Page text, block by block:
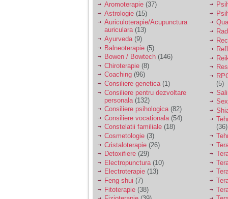
Sunt casatorita, am
31 de ani si un copil in
varsta de 2 ani care
mi-e lumina ochilor.
De ceva timp simt ca
mi s-a adunat
oboseala, o oboseala
cronica de care nu pot
scapa si simt ca din
cauza ei nu pot
controla nervii si
cateodata are copilul
de suferit.
Am o bariera peste
care nu pot trece:
prietena mea a ramas
insarcinata cu o fata.
Am fost de comun
acord sa facem un
copil, cu gandul ca e
baiat.
Aromoterapie (37)
Astrologie (15)
Auriculoterapie/Acupunctura
auriculara(13)
Ayurveda(9)
Balneoterapie (5)
Bowen / Bowtech (146)
Chiroterapie (8)
Coaching (96)
Consiliere genetica(1)
Consiliere pentru dezvoltare
personala (132)
Consiliere psihologica(82)
Consiliere vocationala (54)
Constelatii familiale (18)
Cosmetologie (3)
Cristaloterapie (26)
Detoxifiere (29)
Electropunctura (10)
Electroterapie (13)
Feng shui (7)
Fitoterapie (38)
(5)
(36)